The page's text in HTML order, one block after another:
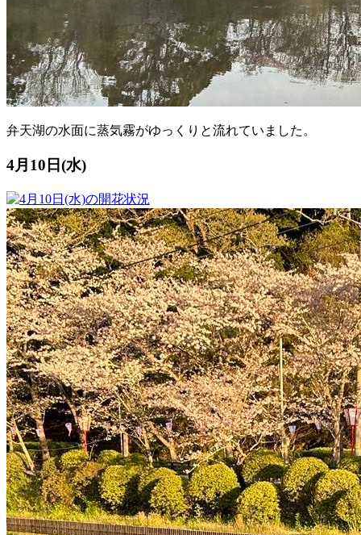
弁天湖の水面に蒸気霧がゆっくりと流れていました。
4月10日(水)